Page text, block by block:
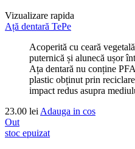
Vizualizare rapida
Ață dentară TePe
Acoperită cu ceară
puternică și alunecă ușor
Ața dentară nu conține
plastic obținut prin
impact redus asupra
23.00 lei Adauga in cos
Out
stoc epuizat